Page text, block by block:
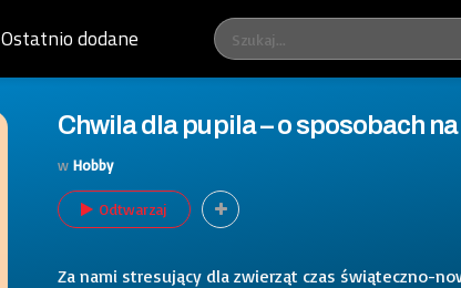
Ostatnio dodane
Chwila dla pupila – o sposobach
w Hobby
Odtwarzaj
Za nami stresujący dla zwierząt czas świąteczno-